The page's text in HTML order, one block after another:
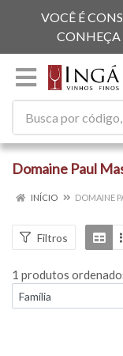
VOCÊ É
CONHEÇA
Domaine Paul
INÍCIO DOMAINE
Filtros
1 produtos